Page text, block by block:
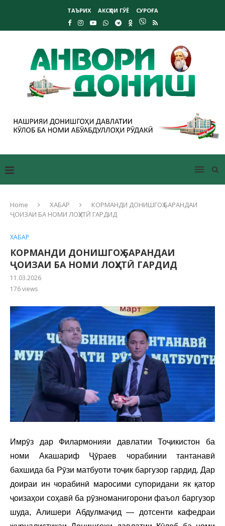
ТАЪРИХ АКСҲОИ ГӮЁ СУРОҒА
Home ХАБАР
КОРМАНДИ ДОНИШГОҲ БАРАНДАИ
ҶОИЗАИ БА НОМИ ЛОҲУТӢ ГАРДИД
ХАБАР
КОРМАНДИ ДОНИШГОҲ БАРАНДАИ
ҶОИЗАИ БА НОМИ ЛОҲУТӢ ГАРДИД
11.03.2026
176views
Имрӯз дар Филармонияи давлатии Тоҷикистон ба
номи Акашариф Ҷӯраев чорабинии тантанавӣ
бахшида ба Рӯзи матбуоти тоҷик баргузор гардид. Дар
доираи ин чорабинӣ маросими супоридани як қатор
ҷоизаҳои соҳавӣ ба рӯзноманигорони фаъол баргузор
шуда, Алишери Абдулмаҷид — дотсенти кафедраи